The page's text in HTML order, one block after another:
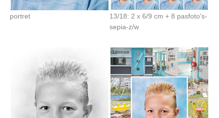
portret
13/18: 2 x 6/9 cm + 8 pasfoto's-
sepia-z/w